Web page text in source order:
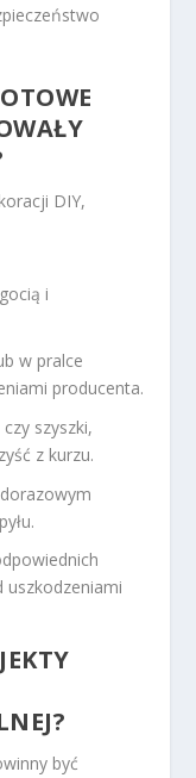
DIY,
i
w pralce
producenta.
szyszki,
z kurzu.
uszkodzeniami
być